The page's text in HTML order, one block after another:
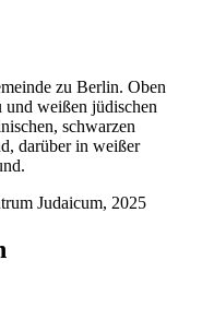
Judaicum, 2025